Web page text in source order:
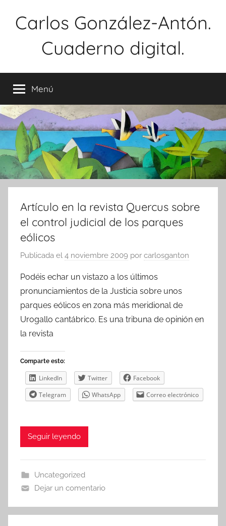
Carlos González-Antón.
Cuaderno digital.
Menú
Artículo en la revista Quercus sobre
el control judicial de los parques
eólicos
Publicada el 4 noviembre 2009 por carlosganton
Podéis echar un vistazo a los últimos
pronunciamientos de la Justicia sobre unos
parques eólicos en zona más meridional de
Urogallo cantábrico. Es una tribuna de opinión en
la revista
Comparte esto:
LinkedIn Twitter
Facebook
Telegram
WhatsApp Correo electrónico
Seguir leyendo
Uncategorized
Dejar un comentario